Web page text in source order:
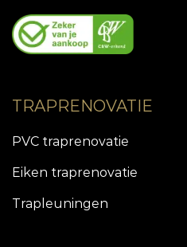
TRAPRENOVATIE
PVC traprenovatie
Eiken traprenovatie
Trapleuningen